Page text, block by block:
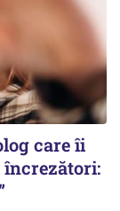
care îi
încrezători: